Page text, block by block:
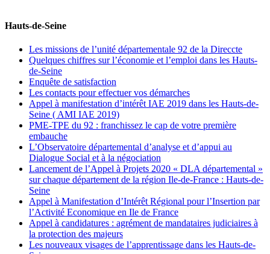
Hauts-de-Seine
Les missions de l’unité départementale 92 de la Direccte
Quelques chiffres sur l’économie et l’emploi dans les Hauts-
de-Seine
Enquête de satisfaction
Les contacts pour effectuer vos démarches
Appel à manifestation d’intérêt IAE 2019 dans les Hauts-de-
Seine ( AMI IAE 2019)
PME-TPE du 92 : franchissez le cap de votre première
embauche
L’Observatoire départemental d’analyse et d’appui au
Dialogue Social et à la négociation
Lancement de l’Appel à Projets 2020 « DLA départemental »
sur chaque département de la région Ile-de-France : Hauts-de-
Seine
Appel à Manifestation d’Intérêt Régional pour l’Insertion par
l’Activité Economique en Ile de France
Appel à candidatures : agrément de mandataires judiciaires à
la protection des majeurs
Les nouveaux visages de l’apprentissage dans les Hauts-de-